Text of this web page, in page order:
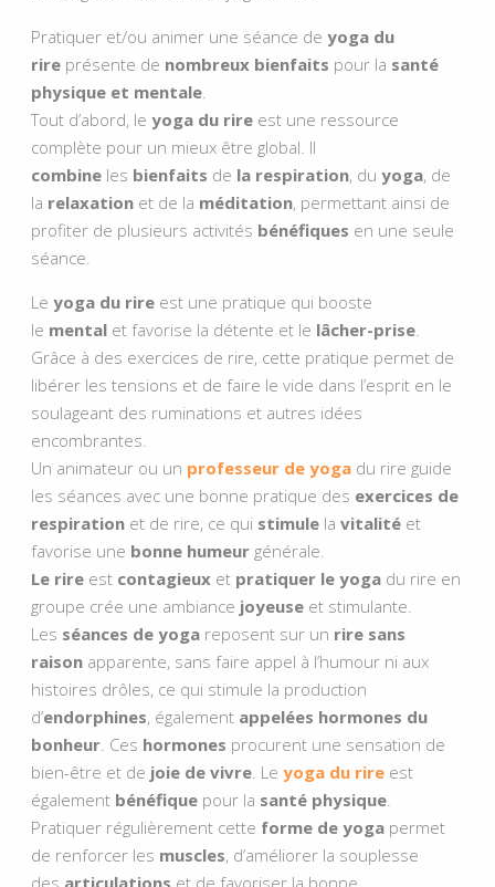
Pratiquer et/ou animer une séance de yoga du
rireprésente de nombreux bienfaits pour la santé
physique et mentale.
Tout d’abord, le yoga du rireest une ressource
complète pour un mieux être global. Il
combineles bienfaits de la respiration, du yoga, de
la relaxationet de la méditation, permettant ainsi de
profiter de plusieurs activités bénéfiques en une seule
séance.
Le yoga du rireest une pratique qui booste
le mentalet favorise la détente et le lâcher-prise.
Grâce à des exercices de rire, cette pratique permet de
libérer les tensions et de faire le vide dans l’esprit en le
soulageant des ruminations et autres idées
encombrantes.
Un animateur ou un professeur de yoga du rire guide
les séances avec une bonne pratique des exercices de
respirationet de rire, ce qui stimule la vitalitéet
favorise une bonne humeurgénérale.
Le rireest contagieuxet pratiquer le yogadu rire en
groupe crée une ambiance joyeuseet stimulante.
Les séances de yogareposent sur un rire sans
raisonapparente, sans faire appel à l’humour ni aux
histoires drôles, ce qui stimule la production
d’endorphines, également appelées hormones du
bonheur. Ces hormones procurent une sensation de
bien-être et de joie de vivre. Le yoga du rireest
également bénéfiquepour la santé physique.
Pratiquer régulièrement cette forme de yogapermet
de renforcer les muscles, d’améliorer la souplesse
des articulations et de favoriser la bonne